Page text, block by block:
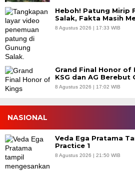
Heboh! Patung Mirip
Salak, Fakta Masih
8 Agustus 2026 | 17:33 WIB
Grand Final Honor of
KSG dan AG Berebut
8 Agustus 2026 | 17:02 WIB
NASIONAL
Veda Ega Pratama
Practice 1
8 Agustus 2026 | 21:50 WIB